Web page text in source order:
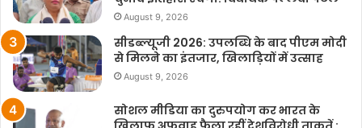
August 9, 2026
सीडब्ल्यूजी 2026: उपलब्धि के बाद पीएम मोदी
से मिलने का इंतजार, खिलाड़ियों में उत्साह
August 9, 2026
सोशल मीडिया का दुरुपयोग कर भारत के